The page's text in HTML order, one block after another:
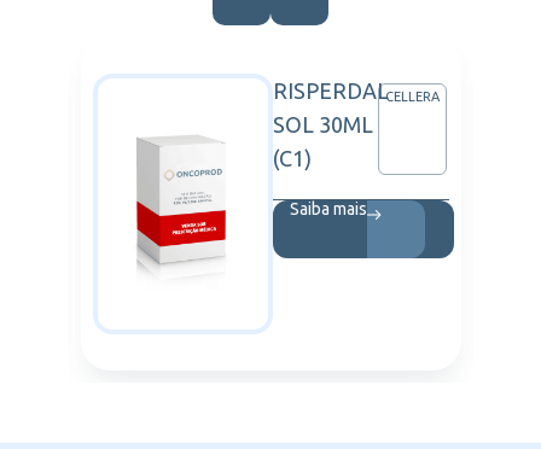
RISPERDAL
SOL 30ML
(C1)
CELLERA
Saiba mais